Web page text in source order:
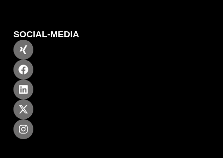
SOCIAL-MEDIA